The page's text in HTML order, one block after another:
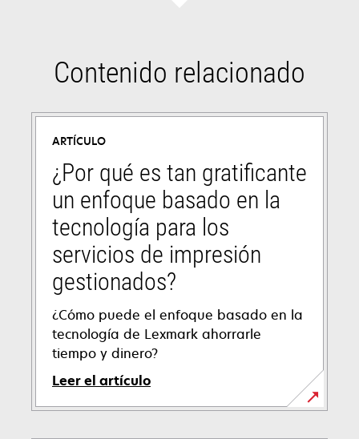
Contenido relacionado
ARTÍCULO
¿Por qué es tan gratificante
un enfoque basado en la
tecnología para los
servicios de impresión
gestionados?
¿Cómo puede el enfoque basado en la
tecnología de Lexmark ahorrarle
tiempo y dinero?
Leer el artículo